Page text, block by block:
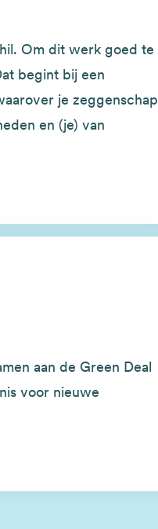
Om dit werk goed te
begint bij een
je zeggenschap
en (je) van
aan de Green Deal
voor nieuwe